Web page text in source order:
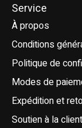
Service
À propos
Conditions
Politique de
Modes de
Expédition et
Soutien à la